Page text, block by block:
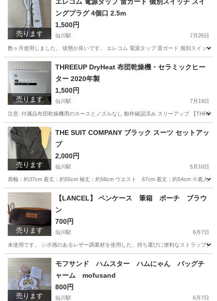
売ります
ングプラグ 4個口 2.5m
1,500円
仙川駅 7月26日
数ヶ月使用しました。 状態が良いです。 エレコム 電源タップ 雷ガード 個別スイッ
東京 調布市 スイッチ
売ります
THREEUP DryHeat 布団乾燥機・セラミックヒー
ター 2020年製
1,500円
仙川駅 7月19日
注意: 付属品布団乾燥機用のホースとノズルなし 動作確認済み スリーアップ 【
東京 調布市
売ります
THE SUIT COMPANY ブラック スーツ セットアッ
プ
2,000円
仙川駅 5月10日
肩幅：約37cm 着丈：約55cm 袖丈：約56cm ウエスト 67cm 着丈：約54cm ※素人採
東京 調布市 スーツ セットアップ
売ります
【LANCEL】 ペンケース 筆箱 ポーチ ブラウ
ン
700円
仙川駅 6月7日
未使用です。 シボ感のあるレザー調素材を使用した、持ち運びに便利なストラップ
東京 調布市 仙川駅
売ります
モフサンド ハムスター ハムにゃん バッグチ
ャーム mofusand
800円
仙川駅 6月7日